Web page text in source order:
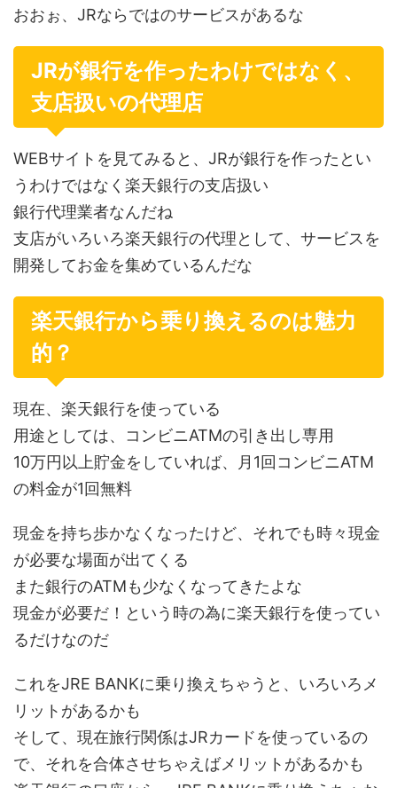
おおぉ、JRならではのサービスがあるな
JRが銀行を作ったわけではなく、
支店扱いの代理店
WEBサイトを見てみると、JRが銀行を作ったとい
うわけではなく楽天銀行の支店扱い
銀行代理業者なんだね
支店がいろいろ楽天銀行の代理として、サービスを
開発してお金を集めているんだな
楽天銀行から乗り換えるのは魅力
的？
現在、楽天銀行を使っている
用途としては、コンビニATMの引き出し専用
10万円以上貯金をしていれば、月1回コンビニATM
の料金が1回無料
現金を持ち歩かなくなったけど、それでも時々現金
が必要な場面が出てくる
また銀行のATMも少なくなってきたよな
現金が必要だ！という時の為に楽天銀行を使ってい
るだけなのだ
これをJRE BANKに乗り換えちゃうと、いろいろメ
リットがあるかも
そして、現在旅行関係はJRカードを使っているの
で、それを合体させちゃえばメリットがあるかも